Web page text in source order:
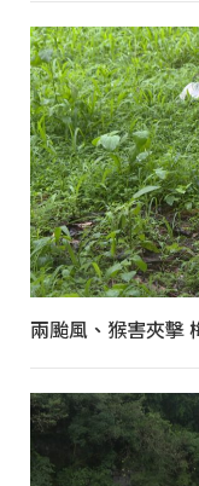
兩颱風、猴害夾擊